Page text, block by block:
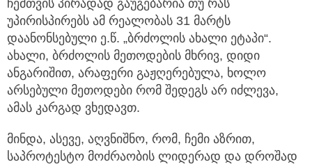
ჩემთვის პირადად გაუგებარია თუ რას
უპირისპირებს ამ რეალობას 31 მარტს
დაანონსებული ე.წ. „ბრძოლის ახალი ეტაპი“.
ახალი, ბრძოლის მეთოდების მხრივ, დიდი
ანგარიშით, არაფერი გაჟღერებულა, ხოლო
არსებული მეთოდები რომ შედეგს არ იძლევა,
ამას კარგად ვხედავთ.
მინდა, ასევე, აღვნიშნო, რომ, ჩემი აზრით,
საპროტესტო მოძრაობის ლიდერად და დროშად